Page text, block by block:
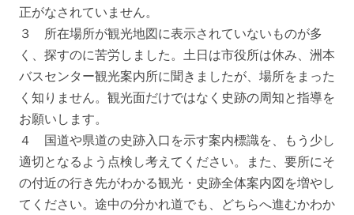
正がなされていません。
３ 所在場所が観光地図に表示されていないものが多
く、探すのに苦労しました。土日は市役所は休み、洲本
バスセンター観光案内所に聞きましたが、場所をまった
く知りません。観光面だけではなく史跡の周知と指導を
お願いします。
４ 国道や県道の史跡入口を示す案内標識を、もう少し
適切となるよう点検し考えてください。また、要所にそ
の付近の行き先がわかる観光・史跡全体案内図を増やし
てください。途中の分かれ道でも、どちらへ進むかわか